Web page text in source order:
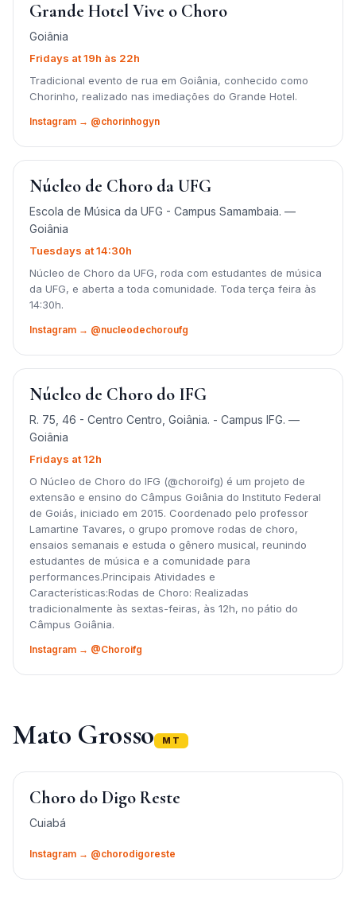
Grande Hotel Vive o Choro
Goiânia
Fridays at 19h às 22h
Tradicional evento de rua em Goiânia, conhecido como
Chorinho, realizado nas imediações do Grande Hotel.
Instagram → @chorinhogyn
Núcleo de Choro da UFG
Escola de Música da UFG - Campus Samambaia. —
Goiânia
Tuesdays at 14:30h
Núcleo de Choro da UFG, roda com estudantes de música
da UFG, e aberta a toda comunidade. Toda terça feira às
14:30h.
Instagram → @nucleodechoroufg
Núcleo de Choro do IFG
R. 75, 46 - Centro Centro, Goiânia. - Campus IFG. —
Goiânia
Fridays at 12h
O Núcleo de Choro do IFG (@choroifg) é um projeto de
extensão e ensino do Câmpus Goiânia do Instituto Federal
de Goiás, iniciado em 2015. Coordenado pelo professor
Lamartine Tavares, o grupo promove rodas de choro,
ensaios semanais e estuda o gênero musical, reunindo
estudantes de música e a comunidade para
performances.Principais Atividades e
Características:Rodas de Choro: Realizadas
tradicionalmente às sextas-feiras, às 12h, no pátio do
Câmpus Goiânia.
Instagram → @Choroifg
Mato Grosso MT
Choro do Digo Reste
Cuiabá
Instagram → @chorodigoreste